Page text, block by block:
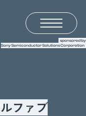
sponsored by
Sony Semiconductor Solutions Corporation
ファブ